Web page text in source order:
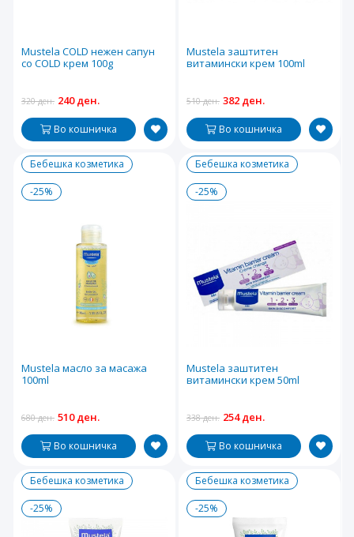
Mustela COLD нежен сапун
со COLD крем 100g
320 ден. 240 ден.
Во кошничка
Mustela заштитен
витамински крем 100ml
510 ден. 382 ден.
Во кошничка
Бебешка козметика
-25%
Mustela масло за масажа
100ml
680 ден. 510 ден.
Во кошничка
Бебешка козметика
-25%
Mustela заштитен
витамински крем 50ml
338 ден. 254 ден.
Во кошничка
Бебешка козметика
-25%
Бебешка козметика
-25%